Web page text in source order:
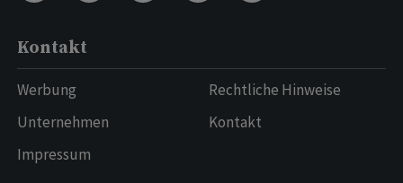
Kontakt
Werbung
Unternehmen
Impressum
Rechtliche Hinweise
Kontakt